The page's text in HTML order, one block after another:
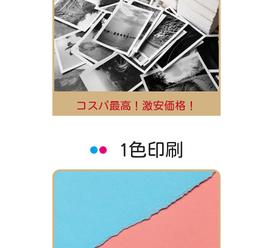
コスパ最高！激安価格！
1色印刷